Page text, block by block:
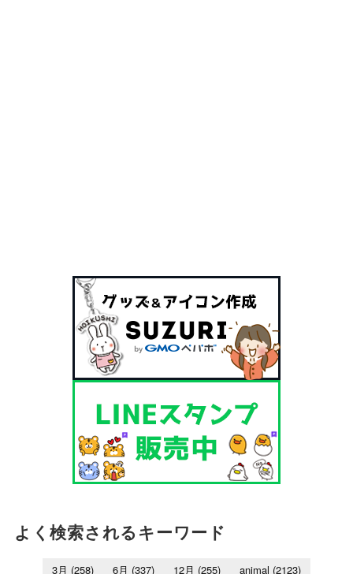
よく検索されるキーワード
3月 (258) 6月 (337) 12月 (255) animal (2123)